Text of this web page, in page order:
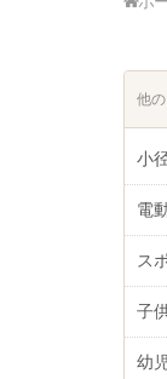
他
小
電
ス
子
幼